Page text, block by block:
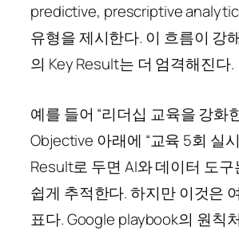
predictive, prescriptive
유형을 제시한다. 이 흐름이 강
의 Key Result는 더 엄격해진다.
예를 들어 “리더십 교육을 강화
Objective 아래에 “교육 5회 실
Result로 두면 AI와 데이터 도
쉽게 추적한다. 하지만 이것은
표다. Google playbook의 원칙